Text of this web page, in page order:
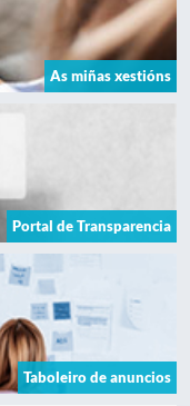
As miñas xestións
Portal de Transparencia
Taboleiro de anuncios